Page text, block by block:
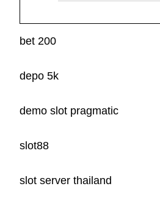
bet 200
depo 5k
demo slot pragmatic
slot88
slot server thailand